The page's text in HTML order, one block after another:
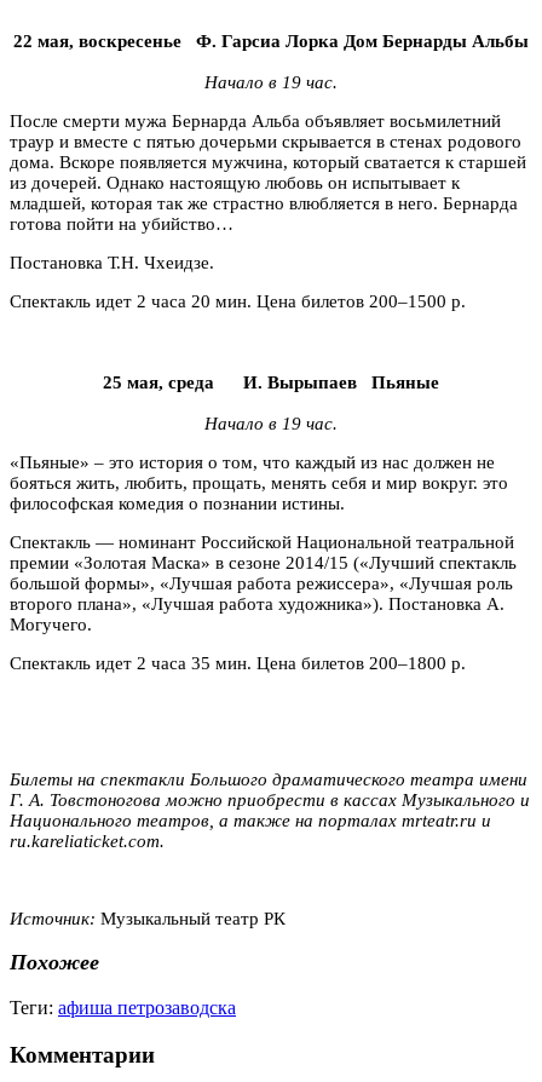
22 мая, воскресенье Ф. Гарсиа Лорка Дом Бернарды Альбы
Начало в 19 час.
После смерти мужа Бернарда Альба объявляет восьмилетний
траур и вместе с пятью дочерьми скрывается в стенах родового
дома. Вскоре появляется мужчина, который сватается к старшей
из дочерей. Однако настоящую любовь он испытывает к
младшей, которая так же страстно влюбляется в него. Бернарда
готова пойти на убийство…
Постановка Т.Н. Чхеидзе.
Спектакль идет 2 часа 20 мин. Цена билетов 200–1500 р.
25 мая, среда И. Вырыпаев Пьяные
Начало в 19 час.
«Пьяные» – это история о том, что каждый из нас должен не
бояться жить, любить, прощать, менять себя и мир вокруг. это
философская комедия о познании истины.
Спектакль — номинант Российской Национальной театральной
премии «Золотая Маска» в сезоне 2014/15 («Лучший спектакль
большой формы», «Лучшая работа режиссера», «Лучшая роль
второго плана», «Лучшая работа художника»). Постановка А.
Могучего.
Спектакль идет 2 часа 35 мин. Цена билетов 200–1800 р.
Билеты на спектакли Большого драматического театра имени
Г. А. Товстоногова можно приобрести в кассах Музыкального и
Национального театров, а также на порталах mrteatr.ru и
ru.kareliaticket.com.
Источник: Музыкальный театр РК
Похожее
Теги: афиша петрозаводска
Комментарии